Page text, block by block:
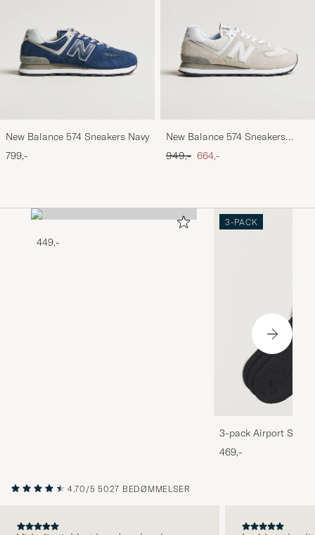
New Balance 574 Sneakers Navy
799,-
New Balance 574 Sneakers
Nimbus Cloud
Ordinary pris
949,- Nedsat pris
664,-
449,-
3-PACK
3-pack Airport
Melange
469,-
4.70/5 5027 BEDØMMELSER